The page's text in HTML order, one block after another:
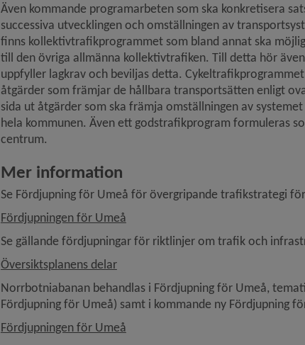
Även kommande programarbeten som ska konkretisera
successiva utvecklingen och omställningen av
finns kollektiv­trafik­programmet som bland annat ska
till den övriga allmänna kollektivtrafiken. Till detta hör
uppfyller lagkrav och beviljas detta.
åtgärder som främjar de hållbara transport­sätten enligt
sida ut åtgärder som ska främja omställningen av
hela kommunen. Även ett godstrafik­program formuleras
centrum.
Mer information
Se Fördjupning för Umeå för övergripande trafikstrategi
Fördjupningen för Umeå
Se gällande fördjupningar för riktlinjer om trafik och
Översiktsplanens delar
Norrbotniabanan behandlas i Fördjupning för Umeå,
Fördjupning för Umeå) samt i kommande ny Fördjupning
Fördjupningen för Umeå